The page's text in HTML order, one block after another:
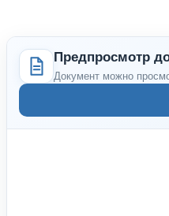
Предпросмотр
Документ можно